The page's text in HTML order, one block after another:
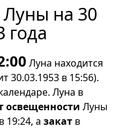
на 30
года
Луна находится
30.03.1953 в 15:56).
Луна в
освещенности Луны
19:24, а закат в